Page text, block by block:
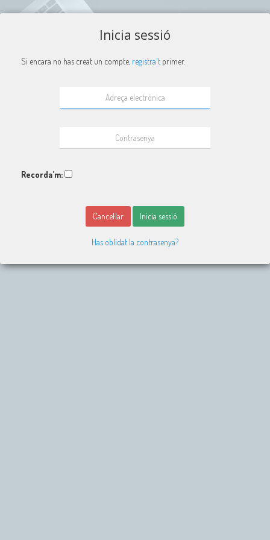
Inicia sessió
Si encara no has creat un compte, registra't primer.
Recorda'm:
Cancel·lar Inicia sessió
Has oblidat la contrasenya?